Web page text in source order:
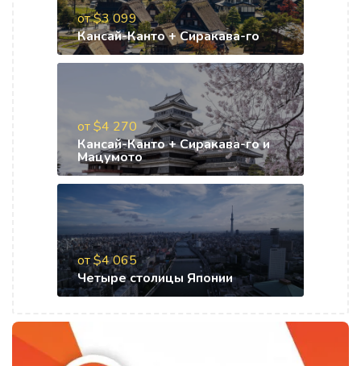
от $3 099
Кансай-Канто + Сиракава-го
от $4 270
Кансай-Канто + Сиракава-го и
Мацумото
от $4 065
Четыре столицы Японии